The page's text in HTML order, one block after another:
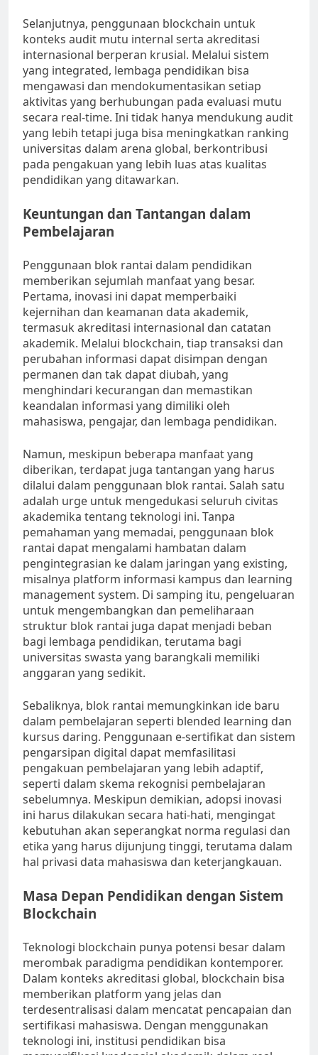
Selanjutnya, penggunaan blockchain untuk
konteks audit mutu internal serta akreditasi
internasional berperan krusial. Melalui sistem
yang integrated, lembaga pendidikan bisa
mengawasi dan mendokumentasikan setiap
aktivitas yang berhubungan pada evaluasi mutu
secara real-time. Ini tidak hanya mendukung audit
yang lebih tetapi juga bisa meningkatkan ranking
universitas dalam arena global, berkontribusi
pada pengakuan yang lebih luas atas kualitas
pendidikan yang ditawarkan.
Keuntungan dan Tantangan dalam
Pembelajaran
Penggunaan blok rantai dalam pendidikan
memberikan sejumlah manfaat yang besar.
Pertama, inovasi ini dapat memperbaiki
kejernihan dan keamanan data akademik,
termasuk akreditasi internasional dan catatan
akademik. Melalui blockchain, tiap transaksi dan
perubahan informasi dapat disimpan dengan
permanen dan tak dapat diubah, yang
menghindari kecurangan dan memastikan
keandalan informasi yang dimiliki oleh
mahasiswa, pengajar, dan lembaga pendidikan.
Namun, meskipun beberapa manfaat yang
diberikan, terdapat juga tantangan yang harus
dilalui dalam penggunaan blok rantai. Salah satu
adalah urge untuk mengedukasi seluruh civitas
akademika tentang teknologi ini. Tanpa
pemahaman yang memadai, penggunaan blok
rantai dapat mengalami hambatan dalam
pengintegrasian ke dalam jaringan yang existing,
misalnya platform informasi kampus dan learning
management system. Di samping itu, pengeluaran
untuk mengembangkan dan pemeliharaan
struktur blok rantai juga dapat menjadi beban
bagi lembaga pendidikan, terutama bagi
universitas swasta yang barangkali memiliki
anggaran yang sedikit.
Sebaliknya, blok rantai memungkinkan ide baru
dalam pembelajaran seperti blended learning dan
kursus daring. Penggunaan e-sertifikat dan sistem
pengarsipan digital dapat memfasilitasi
pengakuan pembelajaran yang lebih adaptif,
seperti dalam skema rekognisi pembelajaran
sebelumnya. Meskipun demikian, adopsi inovasi
ini harus dilakukan secara hati-hati, mengingat
kebutuhan akan seperangkat norma regulasi dan
etika yang harus dijunjung tinggi, terutama dalam
hal privasi data mahasiswa dan keterjangkauan.
Masa Depan Pendidikan dengan Sistem
Blockchain
Teknologi blockchain punya potensi besar dalam
merombak paradigma pendidikan kontemporer.
Dalam konteks akreditasi global, blockchain bisa
memberikan platform yang jelas dan
terdesentralisasi dalam mencatat pencapaian dan
sertifikasi mahasiswa. Dengan menggunakan
teknologi ini, institusi pendidikan bisa